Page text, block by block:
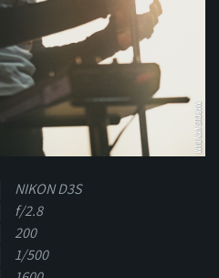
NIKON D3S
f/2.8
200
1/500